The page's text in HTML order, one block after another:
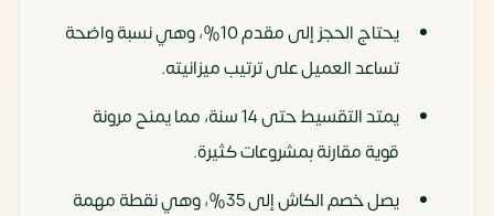
يحتاج الحجز إلى مقدم 10%، وهي نسبة واضحة
تساعد العميل على ترتيب ميزانيته.
يمتد التقسيط حتى 14 سنة، مما يمنح مرونة
قوية مقارنة بمشروعات كثيرة.
يصل خصم الكاش إلى 35%، وهي نقطة مهمة